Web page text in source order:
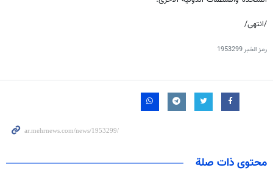
/انتهى/
رمز الخبر1953299
محتوى ذات صلة